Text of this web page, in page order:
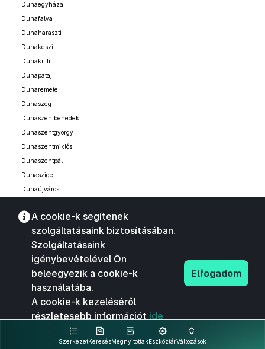
Dunaegyháza
Dunafalva
Dunaharaszti
Dunakeszi
Dunakiliti
Dunapataj
Dunaremete
Dunaszeg
Dunaszentbenedek
Dunaszentgyörgy
Dunaszentmiklós
Dunaszentpál
Dunasziget
Dunaújváros
Dusnok
Dúzs
Ebergőc
Ecséd
Ecser
Edelény
Edve
Eger
SzerkezetKeresésMegnyitottakEszköztárVáltozások
A cookie-k segítenek
szolgáltatásaink biztosításában.
Szolgáltatásaink
igénybevételével Ön
beleegyezik a cookie-k
használatába.
A cookie-k kezeléséről
részletesebb információt ide
kattintva olvashat.
Elfogadom